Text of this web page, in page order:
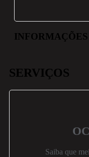
SERVIÇOS
Saiba que